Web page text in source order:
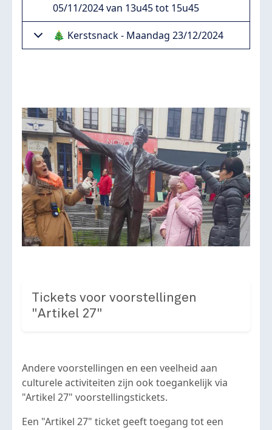
05/11/2024 van 13u45 tot 15u45
🎄 Kerstsnack - Maandag 23/12/2024
Tickets voor voorstellingen
"Artikel 27"
Andere voorstellingen en een veelheid aan
culturele activiteiten zijn ook toegankelijk via
"Artikel 27" voorstellingstickets.
Een "Artikel 27" ticket geeft toegang tot een